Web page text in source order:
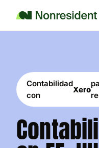
Contabilidad
con
Xero